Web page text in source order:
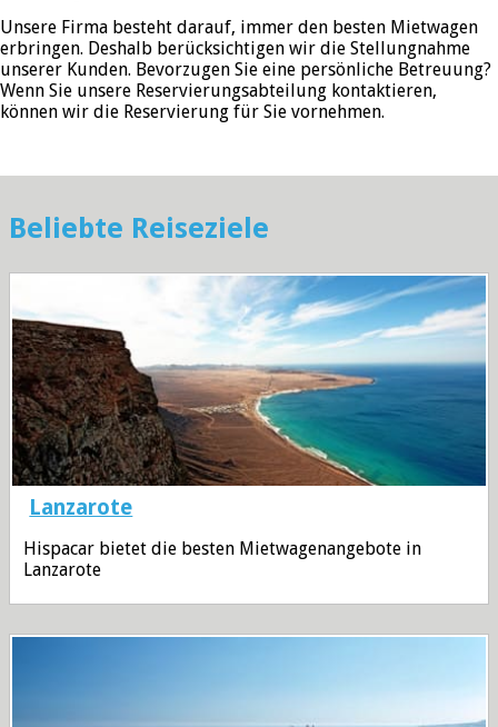
Unsere Firma besteht darauf, immer den besten Mietwagen
erbringen. Deshalb berücksichtigen wir die Stellungnahme
unserer Kunden. Bevorzugen Sie eine persönliche Betreuung?
Wenn Sie unsere Reservierungsabteilung kontaktieren,
können wir die Reservierung für Sie vornehmen.
Beliebte Reiseziele
Lanzarote
Hispacar bietet die besten Mietwagenangebote in
Lanzarote